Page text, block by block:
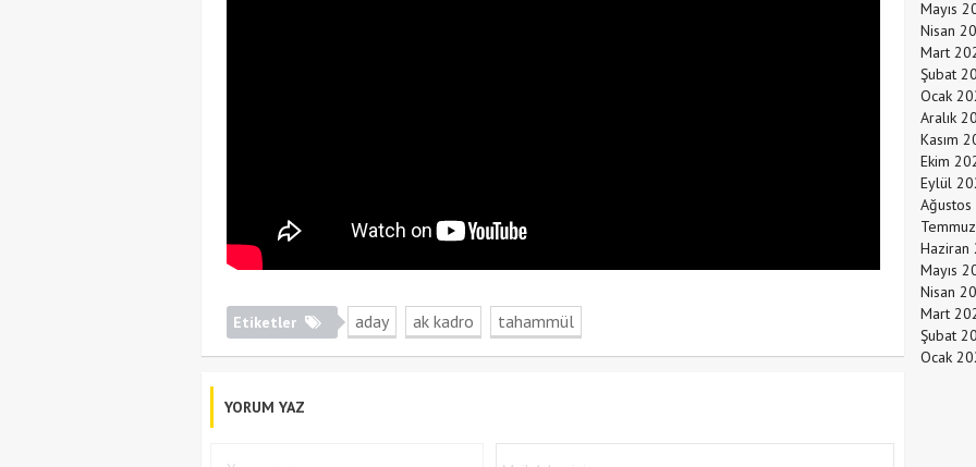
Etiketler aday ak kadro tahammül
YORUM YAZ
Mayıs
Nisan
Mart
Şubat
Ocak
Aralık
Kasım
Ekim
Eylül
Haziran
Mayıs
Nisan
Mart
Şubat
Ocak